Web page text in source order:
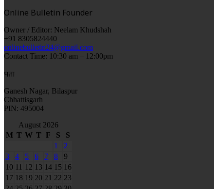
Online Bulletin Founder
Owner / Editor: Neelam Khudshah
+91 8305824440
onlinebulletin24@gmail.com
Contact Time: 10:30 am – 12:00pm
पता
Ganesh Nagar, Bilaspur
Chhattisgarh
PIN: 495004
August 2026
M T W T F S
S
1
2
3
4 5 6 7 8
9
10 11 12 13 14 15 16
17 18 19 20 21 22 23